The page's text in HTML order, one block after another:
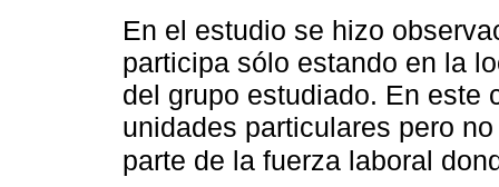
En el estudio se hizo
participa sólo estando en la
del grupo estudiado. En este
unidades particulares pero
parte de la fuerza laboral